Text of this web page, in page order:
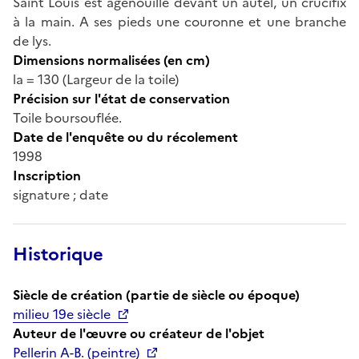
à la main. A ses pieds une couronne et une branche
de lys.
Dimensions normalisées (en cm)
la = 130 (Largeur de la toile)
Précision sur l'état de conservation
Toile boursouflée.
Date de l'enquête ou du récolement
1998
Inscription
signature ; date
Historique
Siècle de création (partie de siècle ou époque)
milieu 19e siècle
Auteur de l'œuvre ou créateur de l'objet
Pellerin A-B. (peintre)